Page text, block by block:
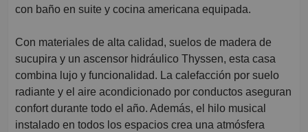
con baño en suite y cocina americana equipada.
Con materiales de alta calidad, suelos de madera de
sucupira y un ascensor hidráulico Thyssen, esta casa
combina lujo y funcionalidad. La calefacción por suelo
radiante y el aire acondicionado por conductos aseguran
confort durante todo el año. Además, el hilo musical
instalado en todos los espacios crea una atmósfera